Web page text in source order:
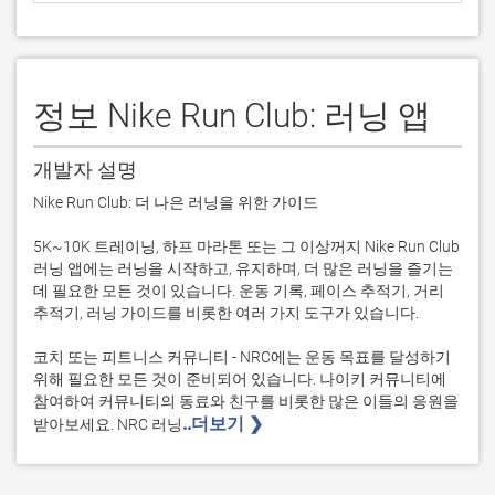
정보 Nike Run Club: 러닝 앱
개발자 설명
Nike Run Club: 더 나은 러닝을 위한 가이드
5K~10K 트레이닝, 하프 마라톤 또는 그 이상꺼지 Nike Run Club
러닝 앱에는 러닝을 시작하고, 유지하며, 더 많은 러닝을 즐기는
데 필요한 모든 것이 있습니다. 운동 기록, 페이스 추적기, 거리
추적기, 러닝 가이드를 비롯한 여러 가지 도구가 있습니다.
코치 또는 피트니스 커뮤니티 - NRC에는 운동 목표를 달성하기
위해 필요한 모든 것이 준비되어 있습니다. 나이키 커뮤니티에
참여하여 커뮤니티의 동료와 친구를 비롯한 많은 이들의 응원을
받아보세요. NRC 러닝..더보기 ❯